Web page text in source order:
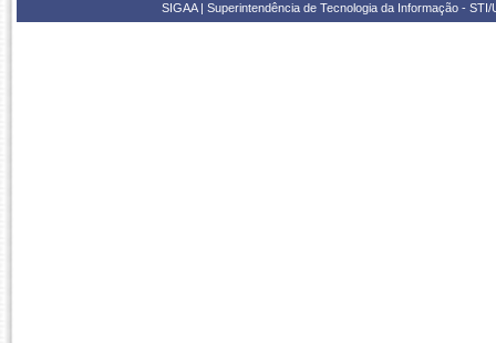
SIGAA | Superintendência de Tecnologia da Informação -